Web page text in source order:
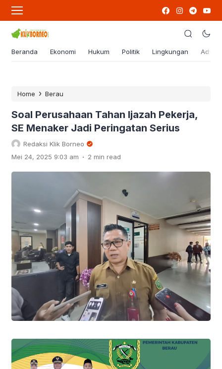
Beranda Ekonomi Hukum Politik Lingkungan
Home › Berau
Soal Perusahaan Tahan Ijazah Pekerja,
SE Menaker Jadi Peringatan Serius
Redaksi Klik Borneo
Mei 24, 2025 9:03 am . 2 min read